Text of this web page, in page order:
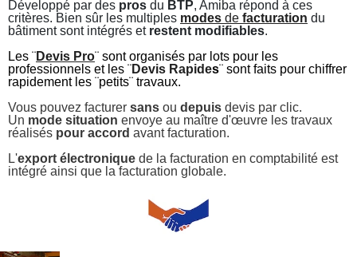
Développé par des pros du BTP, Amiba répond à ces
critères. Bien sûr les multiples modes de facturation du
bâtiment sont intégrés et restent modifiables.
Les ¨Devis Pro¨ sont organisés par lots pour les
professionnels et les ¨Devis Rapides¨ sont faits pour chiffrer
rapidement les ¨petits¨ travaux.
Vous pouvez facturer sans ou depuis devis par clic.
Un mode situation envoye au maître d'œuvre les travaux
réalisés pour accord avant facturation.
L'export électronique de la facturation en comptabilité est
intégré ainsi que la facturation globale.